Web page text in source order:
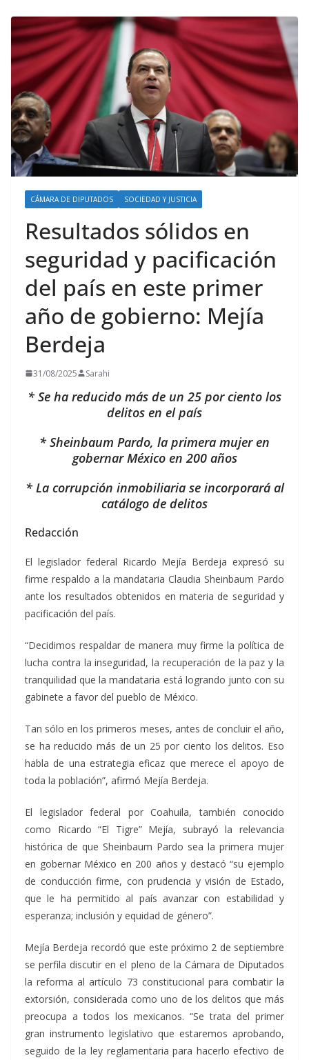
CÁMARA DE DIPUTADOS SOCIEDAD Y JUSTICIA
Resultados sólidos en
seguridad y pacificación
del país en este primer
año de gobierno: Mejía
Berdeja
31/08/2025 Sarahi
* Se ha reducido más de un 25 por ciento los
delitos en el país
* Sheinbaum Pardo, la primera mujer en
gobernar México en 200 años
* La corrupción inmobiliaria se incorporará al
catálogo de delitos
Redacción
El legislador federal Ricardo Mejía Berdeja expresó su
firme respaldo a la mandataria Claudia Sheinbaum Pardo
ante los resultados obtenidos en materia de seguridad y
pacificación del país.
“Decidimos respaldar de manera muy firme la política de
lucha contra la inseguridad, la recuperación de la paz y la
tranquilidad que la mandataria está logrando junto con su
gabinete a favor del pueblo de México.
Tan sólo en los primeros meses, antes de concluir el año,
se ha reducido más de un 25 por ciento los delitos. Eso
habla de una estrategia eficaz que merece el apoyo de
toda la población”, afirmó Mejía Berdeja.
El legislador federal por Coahuila, también conocido
como Ricardo “El Tigre” Mejía, subrayó la relevancia
histórica de que Sheinbaum Pardo sea la primera mujer
en gobernar México en 200 años y destacó “su ejemplo
de conducción firme, con prudencia y visión de Estado,
que le ha permitido al país avanzar con estabilidad y
esperanza; inclusión y equidad de género”.
Mejía Berdeja recordó que este próximo 2 de septiembre
se perfila discutir en el pleno de la Cámara de Diputados
la reforma al artículo 73 constitucional para combatir la
extorsión, considerada como uno de los delitos que más
preocupa a todos los mexicanos. “Se trata del primer
gran instrumento legislativo que estaremos aprobando,
seguido de la ley reglamentaria para hacerlo efectivo de